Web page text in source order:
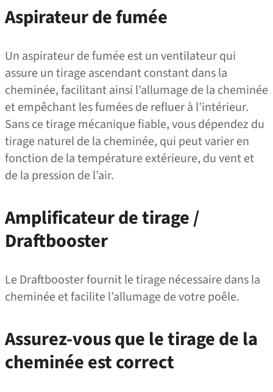
Aspirateur de fumée
Un aspirateur de fumée est un ventilateur qui
assure un tirage ascendant constant dans la
cheminée, facilitant ainsi l’allumage de la cheminée
et empêchant les fumées de refluer à l’intérieur.
Sans ce tirage mécanique fiable, vous dépendez du
tirage naturel de la cheminée, qui peut varier en
fonction de la température extérieure, du vent et
de la pression de l’air.
Amplificateur de tirage /
Draftbooster
Le Draftbooster fournit le tirage nécessaire dans la
cheminée et facilite l’allumage de votre poêle.
Assurez-vous que le tirage de la
cheminée est correct